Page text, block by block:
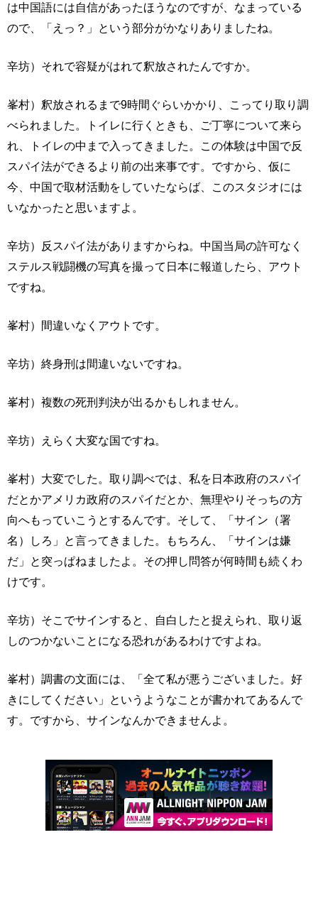
は中国語には自信があったほうなのですが、なまっている
ので、「えっ？」という部分がかなりありましたね。
辛坊）それで容疑がはれて釈放されたんですか。
峯村）釈放されるまで9時間ぐらいかかり、こってり取り調
べられました。トイレに行くときも、ご丁寧について来ら
れ、トイレの中まで入ってきました。この体験は中国で反
スパイ法ができるより前の出来事です。ですから、仮に
今、中国で取材活動をしていたならば、このスタジオには
いなかったと思いますよ。
辛坊）反スパイ法がありますからね。中国当局の許可なく
ステルス戦闘機の写真を撮って日本に報道したら、アウト
ですね。
峯村）間違いなくアウトです。
辛坊）終身刑は間違いないですね。
峯村）複数の死刑判決が出るかもしれません。
辛坊）えらく大変な国ですね。
峯村）大変でした。取り調べでは、私を日本政府のスパイ
だとかアメリカ政府のスパイだとか、無理やりそっちの方
向へもっていこうとするんです。そして、「サイン（署
名）しろ」と言ってきました。もちろん、「サインは嫌
だ」と突っぱねましたよ。その押し問答が何時間も続くわ
けです。
辛坊）そこでサインすると、自白したと捉えられ、取り返
しのつかないことになる恐れがあるわけですよね。
峯村）調書の文面には、「全て私が悪うございました。好
きにしてください」というようなことが書かれてあるんで
す。ですから、サインなんかできませんよ。